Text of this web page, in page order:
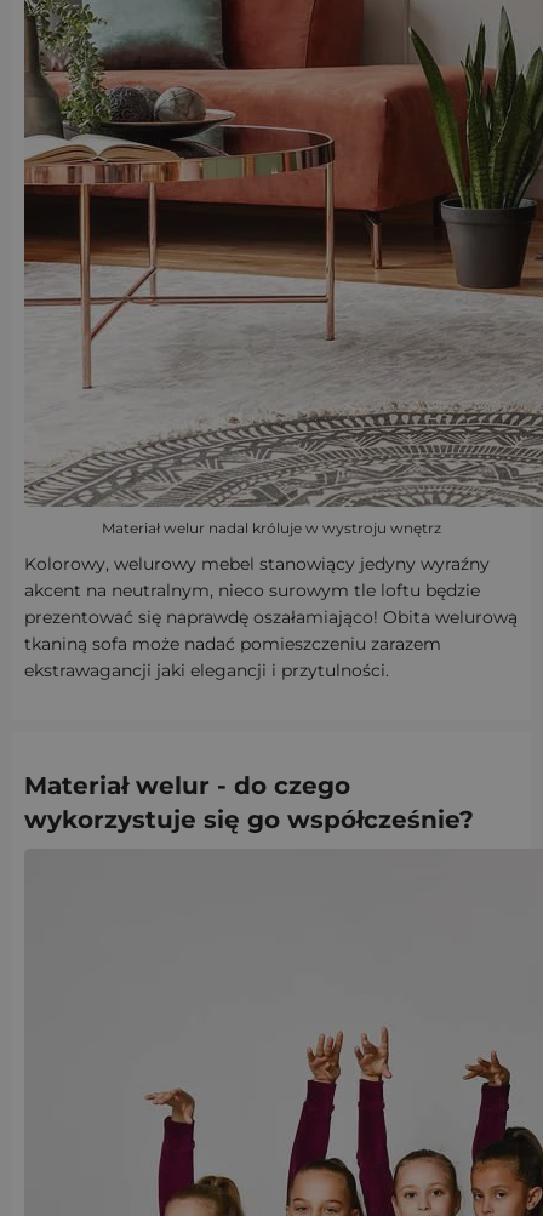
Materiał welur nadal króluje w wystroju wnętrz
Kolorowy, welurowy mebel stanowiący jedyny wyraźny
akcent na neutralnym, nieco surowym tle loftu będzie
prezentować się naprawdę oszałamiająco! Obita welurową
tkaniną sofa może nadać pomieszczeniu zarazem
ekstrawagancji jaki elegancji i przytulności.
Materiał welur - do czego
wykorzystuje się go współcześnie?